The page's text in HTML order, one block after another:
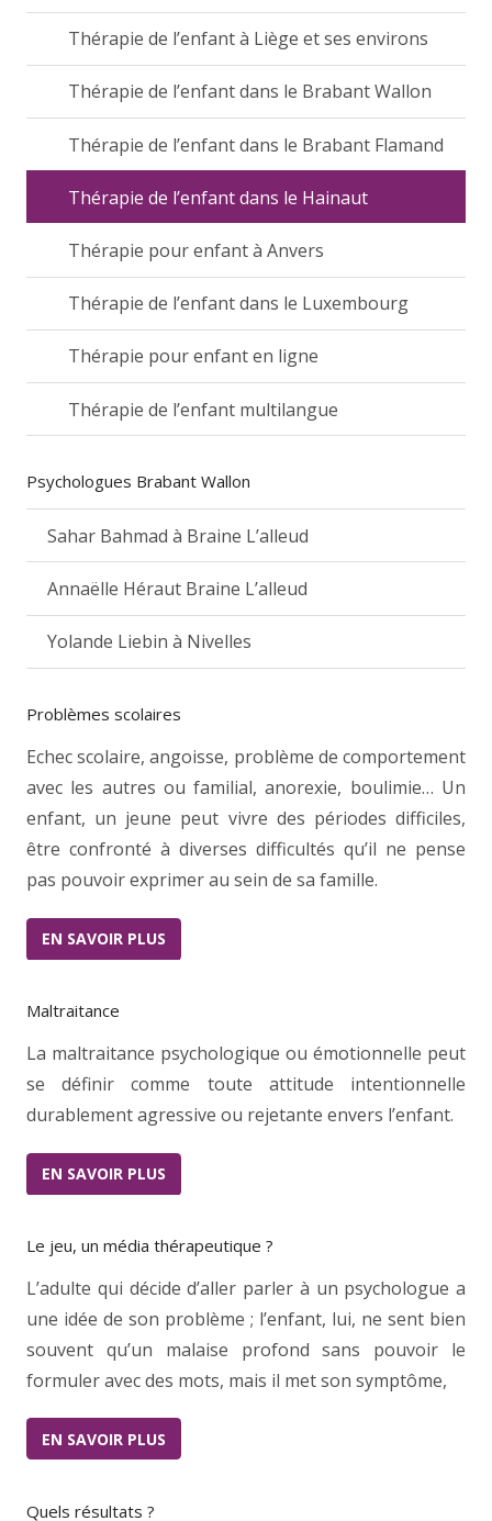
Thérapie de l’enfant à Liège et ses environs
Thérapie de l’enfant dans le Brabant Wallon
Thérapie de l’enfant dans le Brabant Flamand
Thérapie de l’enfant dans le Hainaut
Thérapie pour enfant à Anvers
Thérapie de l’enfant dans le Luxembourg
Thérapie pour enfant en ligne
Thérapie de l’enfant multilangue
Psychologues Brabant Wallon
Sahar Bahmad à Braine L’alleud
Annaëlle Héraut Braine L’alleud
Yolande Liebin à Nivelles
Problèmes scolaires
Echec scolaire, angoisse, problème de comportement
avec les autres ou familial, anorexie, boulimie… Un
enfant, un jeune peut vivre des périodes difficiles,
être confronté à diverses difficultés qu’il ne pense
pas pouvoir exprimer au sein de sa famille.
EN SAVOIR PLUS
Maltraitance
La maltraitance psychologique ou émotionnelle peut
se définir comme toute attitude intentionnelle
durablement agressive ou rejetante envers l’enfant.
EN SAVOIR PLUS
Le jeu, un média thérapeutique ?
L’adulte qui décide d’aller parler à un psychologue a
une idée de son problème ; l’enfant, lui, ne sent bien
souvent qu’un malaise profond sans pouvoir le
formuler avec des mots, mais il met son symptôme,
EN SAVOIR PLUS
Quels résultats ?